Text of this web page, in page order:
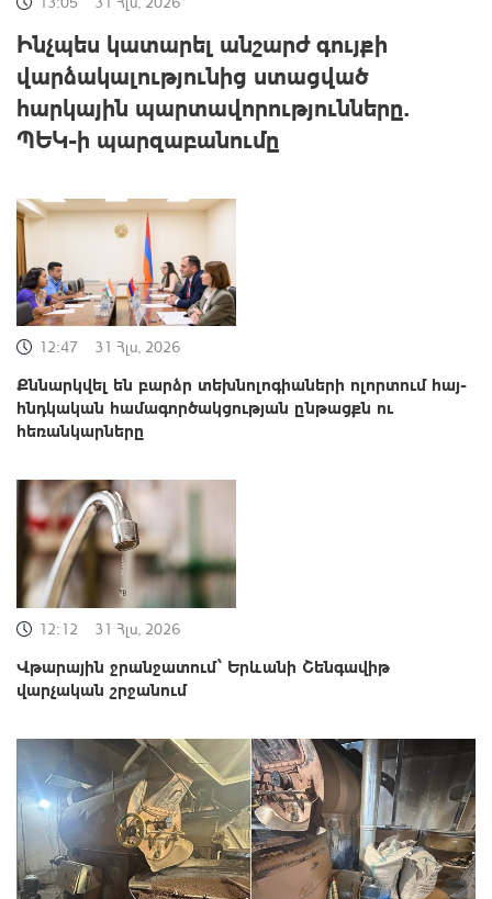
Ինչպես կատարել անշարժ գույքի
վարձակալությունից ստացված
հարկային պարտավորությունները.
ՊԵԿ-ի պարզաբանումը
12:47 31 Հլս, 2026
Քննարկվել են բարձր տեխնոլոգիաների ոլորտում հայ-
հնդկական համագործակցության ընթացքն ու
հեռանկարները
12:12 31 Հլս, 2026
Վթարային ջրանջատում՝ Երևանի Շենգավիթ
վարչական շրջանում